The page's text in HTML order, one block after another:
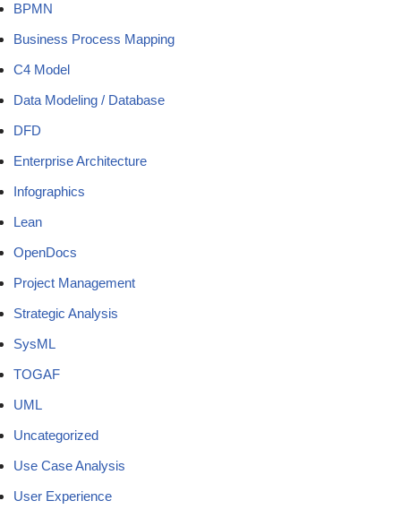
BPMN
Business Process Mapping
C4 Model
Data Modeling / Database
DFD
Enterprise Architecture
Infographics
Lean
OpenDocs
Project Management
Strategic Analysis
SysML
TOGAF
UML
Uncategorized
Use Case Analysis
User Experience